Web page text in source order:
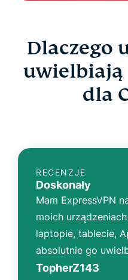
Dlaczego
uwielbiają
dla
RECENZJE
Doskonały
Mam ExpressVPN
moich
laptopie, tablecie,
absolutnie go
TopherZ143